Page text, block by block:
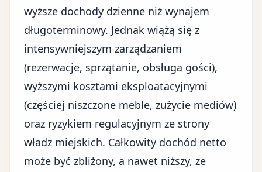
wyższe dochody dzienne niż wynajem
długoterminowy. Jednak wiążą się z
intensywniejszym zarządzaniem
(rezerwacje, sprzątanie, obsługa gości),
wyższymi kosztami eksploatacyjnymi
(częściej niszczone meble, zużycie mediów)
oraz ryzykiem regulacyjnym ze strony
władz miejskich. Całkowity dochód netto
może być zbliżony, a nawet niższy, ze